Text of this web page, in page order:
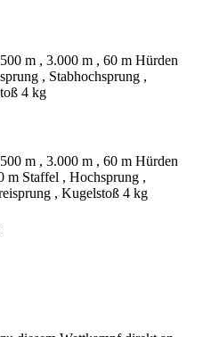
m , 3.000 m , 60 m Hürden
, Stabhochsprung ,
4 kg
m , 3.000 m , 60 m Hürden
m Staffel , Hochsprung ,
, Kugelstoß 4 kg